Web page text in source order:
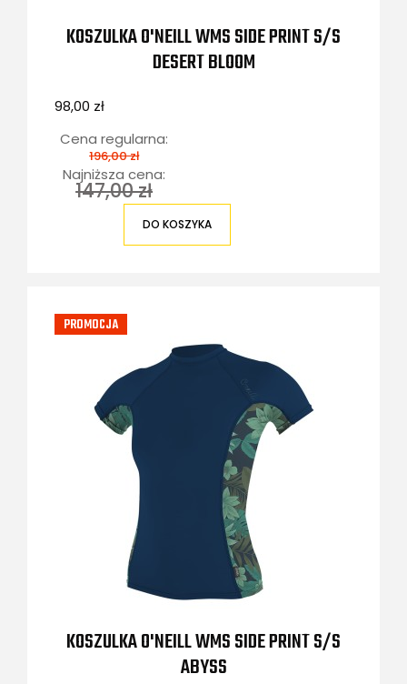
KOSZULKA O'NEILL WMS SIDE PRINT S/S
DESERT BLOOM
98,00 zł
Cena regularna:
196,00 zł
Najniższa cena:
147,00 zł
DO KOSZYKA
KOSZULKA O'NEILL WMS SIDE PRINT S/S
ABYSS
PROMOCJA